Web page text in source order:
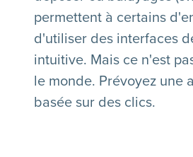
permettent à certains
d'utiliser des interfaces
intuitive. Mais ce n'est
le monde. Prévoyez une
basée sur des clics.